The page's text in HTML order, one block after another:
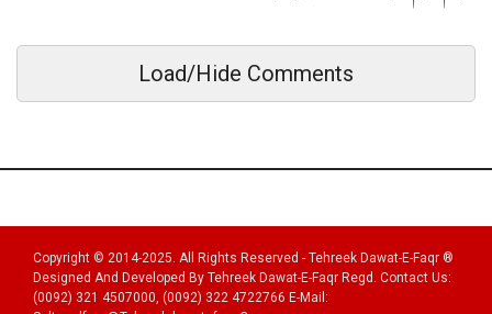
Load/Hide Comments
Copyright © 2014-2025. All Rights Reserved - Tehreek Dawat-E-Faqr ®
Designed And Developed By Tehreek Dawat-E-Faqr Regd. Contact Us:
(0092) 321 4507000, (0092) 322 4722766 E-Mail: